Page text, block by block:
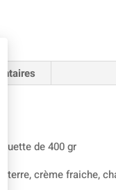
de 400 gr
terre, crème fraiche,